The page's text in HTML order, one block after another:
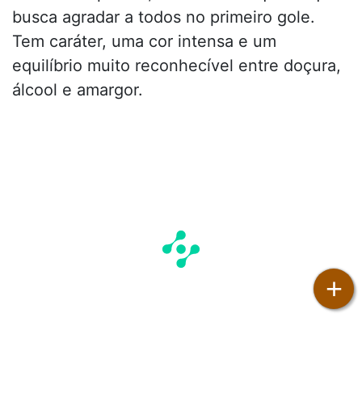
busca agradar a todos no primeiro gole.
Tem caráter, uma cor intensa e um
equilíbrio muito reconhecível entre doçura,
álcool e amargor.
+